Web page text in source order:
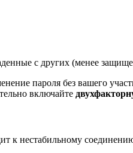
с других (менее
пароля без вашего
включайте
к нестабильному